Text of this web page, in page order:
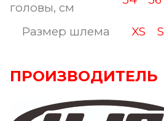
головы, см
Размер шлема
XS S
ПРОИЗВОДИТЕЛЬ